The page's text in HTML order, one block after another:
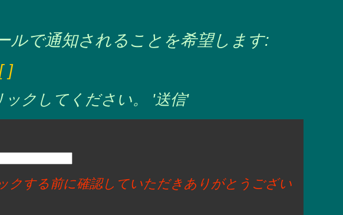
ルで通知されることを希望します:
]
クしてください。 '送信'
クする前に確認していただきありがとうござい